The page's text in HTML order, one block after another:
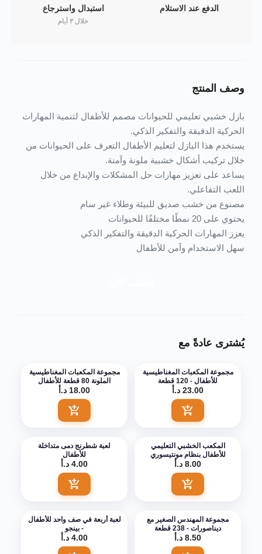
الدفع عند الاستلام استبدال واسترجاع
خلال ٣ أيام
وصف المنتج
بازل خشبي تعليمي للحيوانات مصمم للأطفال لتنمية المهارات
الحركية الدقيقة والتفكير الذكي.
يستخدم هذا البازل لتعليم الأطفال التعرف على الحيوانات من
خلال تركيب أشكال خشبية ملونة وآمنة.
يساعد على تعزيز مهارات حل المشكلات والإبداع من خلال
اللعب التفاعلي.
مصنوع من خشب صديق للبيئة وطلاء غير سام
يحتوي على 20 نمطًا مختلفًا للحيوانات
يعزز المهارات الحركية الدقيقة والتفكير الذكي
سهل الاستخدام وآمن للأطفال
يُشترى عادةً مع
مجموعة المكعبات المغناطيسية
للأطفال - 120 قطعة
23.00 د.أ
اضف الى السلة
مجموعة المكعبات المغناطيسية
الملونة 80 قطعة للأطفال
18.00 د.أ
اضف الى السلة
المكعب الخشبي التعليمي
للأطفال بنظام مونتيسوري
8.00 د.أ
اضف الى السلة
لعبة شطرنج دمى متداخلة
للأطفال
4.00 د.أ
اضف الى السلة
مجموعة المهندس الصغير مع
ديناصورات - 238 قطعة
8.50 د.أ
لعبة أربعة في صف واحد للأطفال
- بينجو
4.00 د.أ